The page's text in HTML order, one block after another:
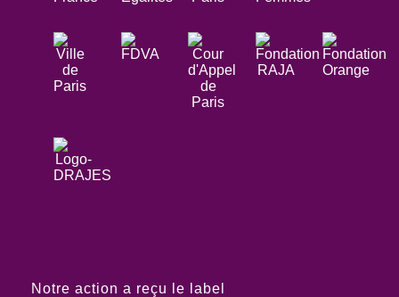
Notre action a reçu le label